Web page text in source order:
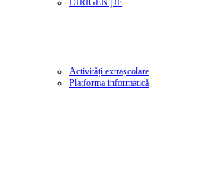
DIRIGENŢIE
Activități extrașcolare
Platforma informatică